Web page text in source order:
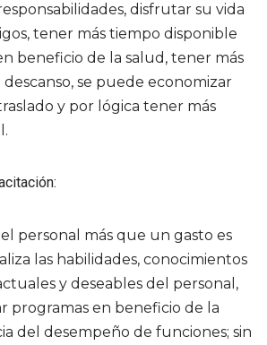
disfrutar su vida
tener más tiempo disponible
beneficio de la salud, tener más
descanso, se puede economizar
y por lógica tener más
personal más que un gasto es
las habilidades, conocimientos
y deseables del personal,
programas en beneficio de la
del desempeño de funciones; sin